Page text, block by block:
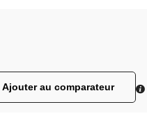
Ajouter au comparateur